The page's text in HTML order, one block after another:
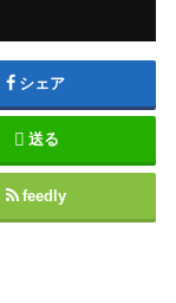
シェア
送る
feedly